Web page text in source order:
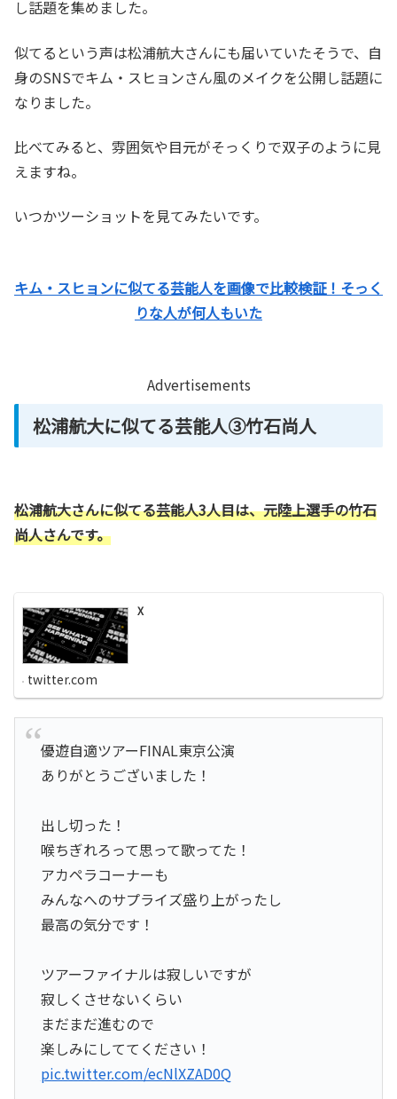
し話題を集めました。
似てるという声は松浦航大さんにも届いていたそうで、自
身のSNSでキム・スヒョンさん風のメイクを公開し話題に
なりました。
比べてみると、雰囲気や目元がそっくりで双子のように見
えますね。
いつかツーショットを見てみたいです。
キム・スヒョンに似てる芸能人を画像で比較検証！そっく
りな人が何人もいた
Advertisements
松浦航大に似てる芸能人③竹石尚人
松浦航大さんに似てる芸能人3人目は、元陸上選手の竹石
尚人さんです。
X
twitter.com
優遊自適ツアーFINAL東京公演
ありがとうございました！
出し切った！
喉ちぎれろって思って歌ってた！
アカペラコーナーも
みんなへのサプライズ盛り上がったし
最高の気分です！
ツアーファイナルは寂しいですが
寂しくさせないくらい
まだまだ進むので
楽しみにしててください！
pic.twitter.com/ecNlXZAD0Q